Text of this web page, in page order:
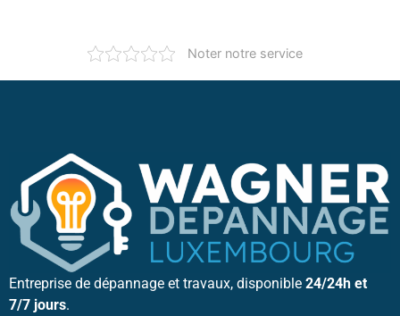
Noter notre service
Entreprise de dépannage et travaux, disponible 24/24h et
7/7 jours.